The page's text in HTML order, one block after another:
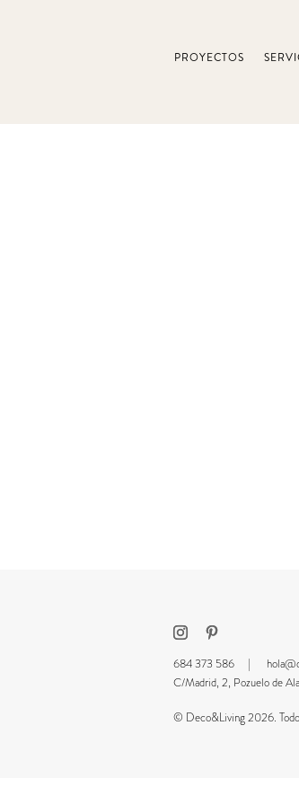
PROYECTOS
684 373 586 |
C/Madrid, 2, Pozuelo de
© Deco&Living 2026.